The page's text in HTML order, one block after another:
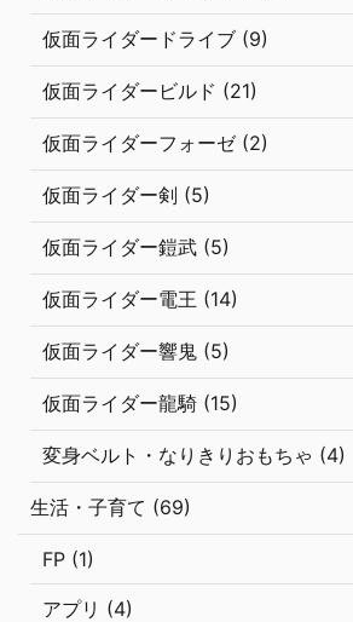
仮面ライダードライブ (9)
仮面ライダービルド (21)
仮面ライダーフォーゼ (2)
仮面ライダー剣 (5)
仮面ライダー鎧武 (5)
仮面ライダー電王 (14)
仮面ライダー響鬼 (5)
仮面ライダー龍騎 (15)
変身ベルト・なりきりおもちゃ (4)
生活・子育て (69)
FP (1)
アプリ (4)